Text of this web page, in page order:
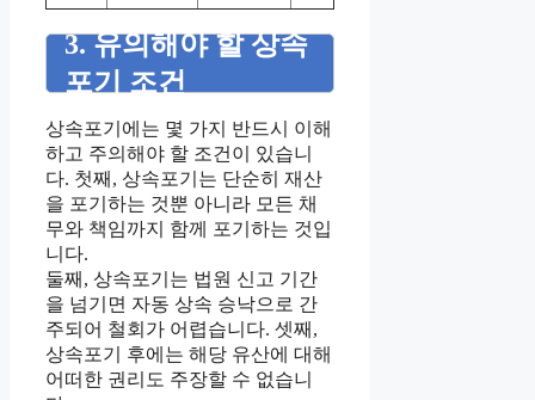
3. 유의해야 할 상속
포기 조건
상속포기에는 몇 가지 반드시 이해
하고 주의해야 할 조건이 있습니
다. 첫째, 상속포기는 단순히 재산
을 포기하는 것뿐 아니라 모든 채
무와 책임까지 함께 포기하는 것입
니다.
둘째, 상속포기는 법원 신고 기간
을 넘기면 자동 상속 승낙으로 간
주되어 철회가 어렵습니다. 셋째,
상속포기 후에는 해당 유산에 대해
어떠한 권리도 주장할 수 없습니